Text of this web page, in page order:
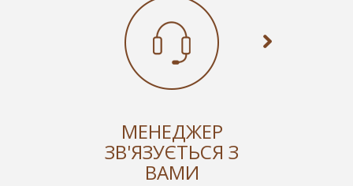
МЕНЕДЖЕР
ЗВ'ЯЗУЄТЬСЯ З
ВАМИ